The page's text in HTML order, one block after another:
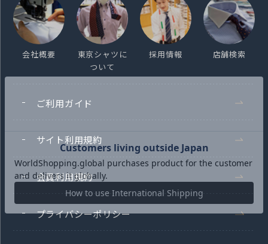
会社概要
東京シャツに
ついて
採用情報 店舗検索
ご利用ガイド
サイト利用規約
会員利用規約
プライバシーポリシー